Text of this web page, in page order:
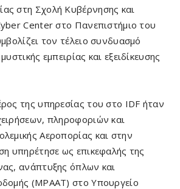
στη Σχολή Κυβέρνησης και
​​​​Center στο Πανεπιστήμιο του
τον τέλειο συνδυασμό
εμπειρίας και εξειδίκευσης
της υπηρεσίας του στο IDF ήταν
πληροφοριών και
Αεροπορίας και στην
υπηρέτησε ως επικεφαλής της
ανάπτυξης όπλων και
(MPAAT) στο Υπουργείο